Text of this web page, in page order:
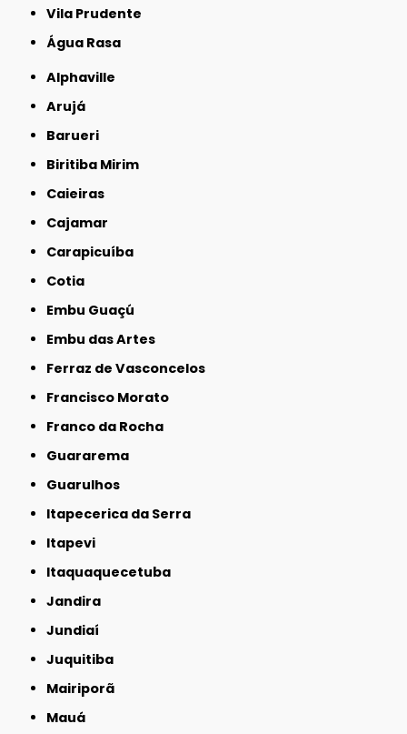
Vila Prudente
Água Rasa
Alphaville
Arujá
Barueri
Biritiba Mirim
Caieiras
Cajamar
Carapicuíba
Cotia
Embu Guaçú
Embu das Artes
Ferraz de Vasconcelos
Francisco Morato
Franco da Rocha
Guararema
Guarulhos
Itapecerica da Serra
Itapevi
Itaquaquecetuba
Jandira
Jundiaí
Juquitiba
Mairiporã
Mauá